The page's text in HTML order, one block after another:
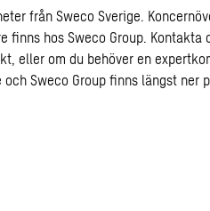
från Sweco Sverige.
finns hos Sweco Group. Kontakta
eller om du behöver en
Sweco Group finns längst ner